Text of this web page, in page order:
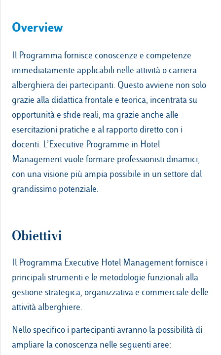
Overview
Il Programma fornisce conoscenze e competenze
immediatamente applicabili nelle attività o carriera
alberghiera dei partecipanti. Questo avviene non solo
grazie alla didattica frontale e teorica, incentrata su
opportunità e sfide reali, ma grazie anche alle
esercitazioni pratiche e al rapporto diretto con i
docenti. L’Executive Programme in Hotel
Management vuole formare professionisti dinamici,
con una visione più ampia possibile in un settore dal
grandissimo potenziale.
Obiettivi
Il Programma Executive Hotel Management fornisce i
principali strumenti e le metodologie funzionali alla
gestione strategica, organizzativa e commerciale delle
attività alberghiere.
Nello specifico i partecipanti avranno la possibilità di
ampliare la conoscenza nelle seguenti aree: